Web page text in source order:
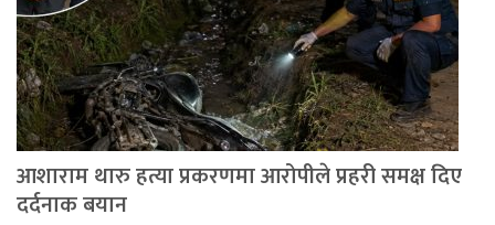
आशाराम थारु हत्या प्रकरणमा आरोपीले प्रहरी समक्ष दिए
दर्दनाक बयान